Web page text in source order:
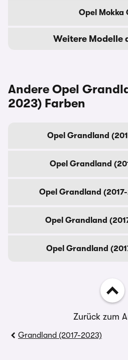
Opel Mokka
Weitere Modelle
Andere Opel
2023) Farben
Opel Grandland
Opel Grandland
Opel Grandland
Opel Grandland
Opel Grandland
Zurück zum
Grandland (2017-2023)